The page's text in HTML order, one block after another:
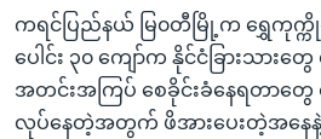
ကရင်ပြည်နယ် မြ၀တီမြို့က ရွှေကုက္
ပေါင်း ၃၀ ကျော်က နိုင်ငံခြားသာ
အတင်းအကြပ် စေခိုင်းခံနေရတာတွေ
လုပ်နေတဲ့အတွက် ဖိအားပေးတဲ့အနေ